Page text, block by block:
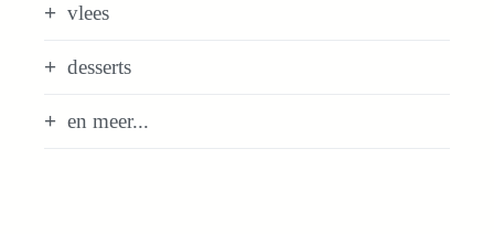
vlees
desserts
en meer...